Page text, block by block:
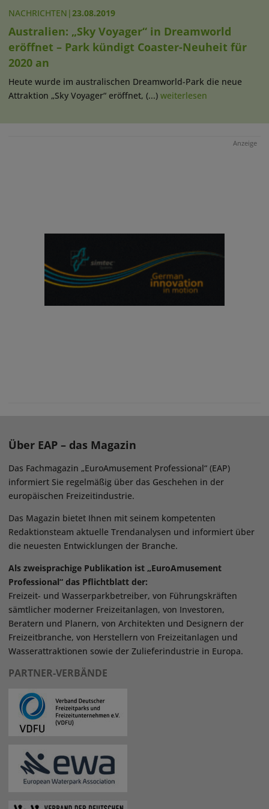
NACHRICHTEN |23.08.2019
Australien: „Sky Voyager“ in Dreamworld
eröffnet – Park kündigt Coaster-Neuheit für
2020 an
Heute wurde im australischen Dreamworld-Park die neue
Attraktion „Sky Voyager“ eröffnet, (...) weiterlesen
Anzeige
Über EAP – das Magazin
Das Fachmagazin „EuroAmusement Professional“ (EAP)
informiert Sie regelmäßig über das Geschehen in der
europäischen Freizeitindustrie.
Das Magazin bietet Ihnen mit seinem kompetenten
Redaktionsteam aktuelle Trendanalysen und informiert über
die neuesten Entwicklungen der Branche.
Als zweisprachige Publikation ist „EuroAmusement
Professional“ das Pflichtblatt der:
Freizeit- und Wasserparkbetreiber, von Führungskräften
sämtlicher moderner Freizeitanlagen, von Investoren,
Beratern und Planern, von Architekten und Designern der
Freizeitbranche, von Herstellern von Freizeitanlagen und
Wasserattraktionen sowie der Zulieferindustrie in Europa.
PARTNER-VERBÄNDE